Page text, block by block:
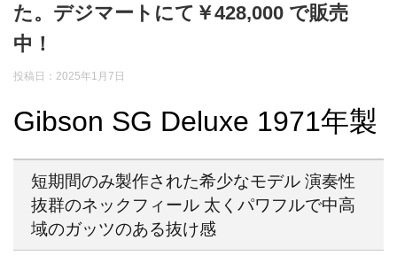
た。デジマートにて￥428,000 で販売
中！
投稿日：2025年1月7日
Gibson SG Deluxe 1971年製
短期間のみ製作された希少なモデル 演奏性
抜群のネックフィール 太くパワフルで中高
域のガッツのある抜け感